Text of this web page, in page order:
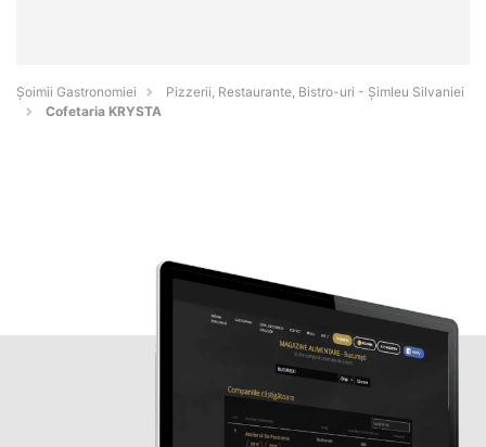
Șoimii Gastronomiei
Pizzerii, Restaurante, Bistro-uri - Şimleu Silvaniei
Cofetaria KRYSTA